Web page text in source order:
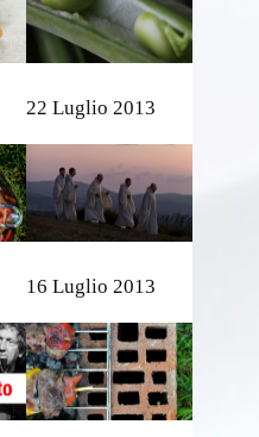
22 Luglio 2013
16 Luglio 2013